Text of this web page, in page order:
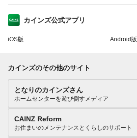
カインズ公式アプリ
iOS版 Android版
カインズのその他のサイト
となりのカインズさん
ホームセンターを遊び倒すメディア
CAINZ Reform
お住まいのメンテナンスとくらしのサポート